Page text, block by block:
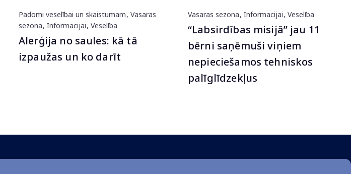
Padomi veselībai un skaistumam Vasaras
sezona Informacijai Veselība
Alerģija no saules: kā tā
izpaužas un ko darīt
Vasaras sezona Informacijai Veselība
“Labsirdības misijā” jau 11
bērni saņēmuši viņiem
nepieciešamos tehniskos
palīglīdzekļus